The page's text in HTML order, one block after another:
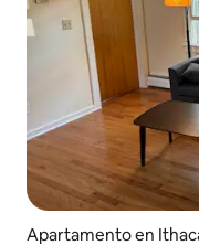
Apartamento en